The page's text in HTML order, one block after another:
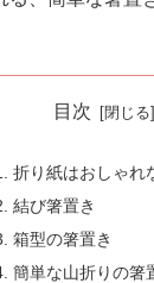
目次
折り紙はおしゃれ
結び箸置き
箱型の箸置き
簡単な山折りの箸